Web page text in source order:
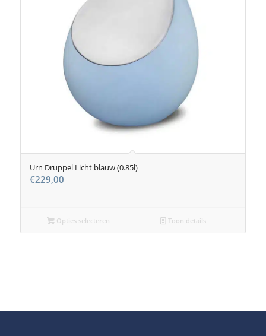
Urn Druppel Licht blauw (0.85l)
€229,00
Opties selecteren Toon details